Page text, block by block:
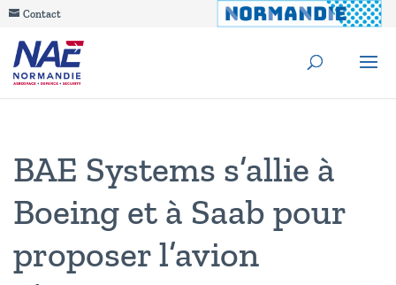
Contact
BAE Systems s’allie à
Boeing et à Saab pour
proposer l’avion